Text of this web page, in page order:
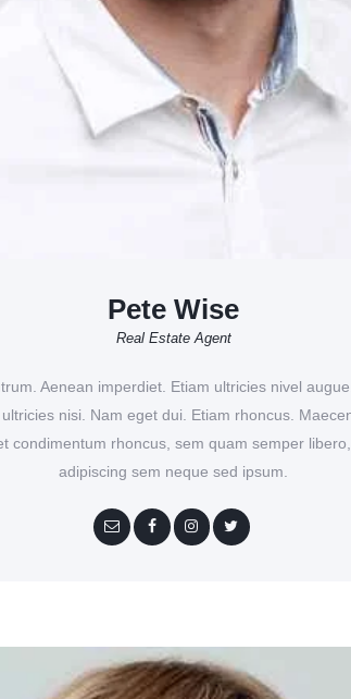
Pete Wise
Real Estate Agent
Aenean imperdiet. Etiam ultricies nivel
nisi. Nam eget dui. Etiam rhoncus.
condimentum rhoncus, sem quam semper
adipiscing sem neque sed ipsum.